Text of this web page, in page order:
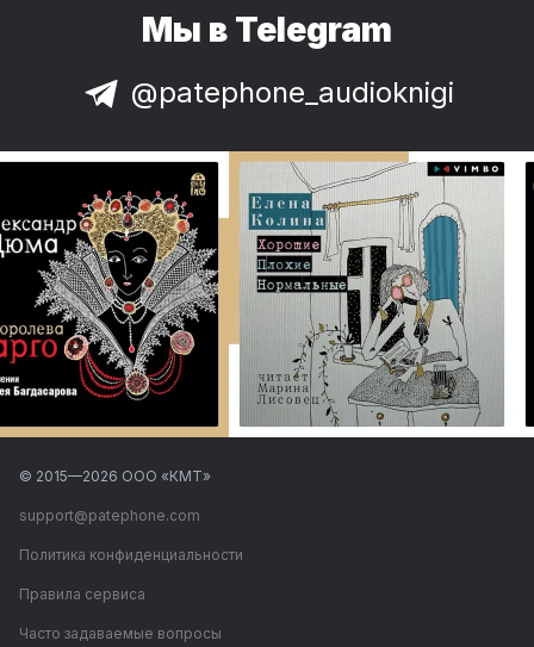
Мы в Telegram
@patephone_audioknigi
© 2015—2026 ООО «КМТ»
support@patephone.com
Политика конфиденциальности
Правила сервиса
Часто задаваемые вопросы